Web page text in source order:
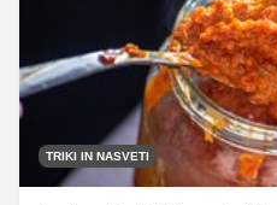
TRIKI IN NASVETI